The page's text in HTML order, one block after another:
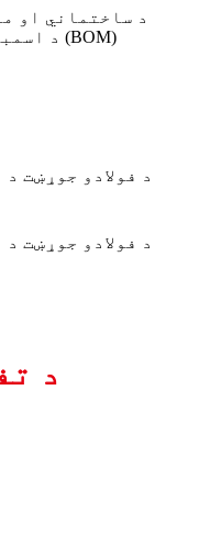
د ساختماني او
د اسمبلۍ نقاشۍ او د موادو لایحه (BOM)
د